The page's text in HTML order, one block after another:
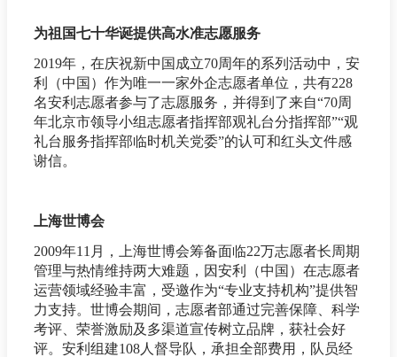
为祖国七十华诞提供高水准志愿服务
2019年，在庆祝新中国成立70周年的系列活动中，安
利（中国）作为唯一一家外企志愿者单位，共有228
名安利志愿者参与了志愿服务，并得到了来自“70周
年北京市领导小组志愿者指挥部观礼台分指挥部”“观
礼台服务指挥部临时机关党委”的认可和红头文件感
谢信。
上海世博会
2009年11月，上海世博会筹备面临22万志愿者长周期
管理与热情维持两大难题，因安利（中国）在志愿者
运营领域经验丰富，受邀作为“专业支持机构”提供智
力支持。世博会期间，志愿者部通过完善保障、科学
考评、荣誉激励及多渠道宣传树立品牌，获社会好
评。安利组建108人督导队，承担全部费用，队员经